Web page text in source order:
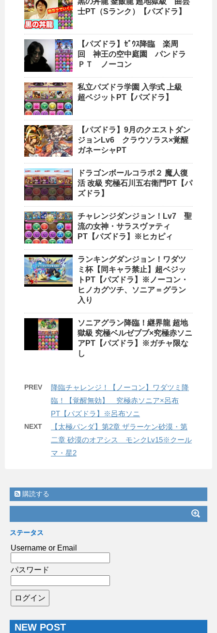
士PT（Sランク）【パズドラ】
【パズドラ】ｾﾞｳｽ降臨 楽周
回 神王の空中庭園 パンドラ
ＰＴ ノーコン
私立パズドラ学園 入学式 上級
超ベジットPT【パズドラ】
【パズドラ】9月のクエストダン
ジョンLv6 クラウソラス×覚醒
ガネーシャPT
ドラゴンボールコラボ２ 魔人復
活 改級 究極石川五右衛門PT【パ
ズドラ】
チャレンジダンジョン！Lv7 聖
流の女神・サラスヴァティ
PT【パズドラ】※ヒカピィ
ランキングダンジョン！ワダツ
ミ杯【同キャラ禁止】超ベジッ
トPT【パズドラ】※ノーコン・
ヒノカグツチ、ソニア＝グラン
入り
ソニアグラン降臨！継界龍 超地
獄級 究極ベルゼブブ×究極赤ソニ
アPT【パズドラ】※ガチャ限な
し
PREV
降臨チャレンジ！【ノーコン】ワダツミ降
臨！【覚醒無効】 究極赤ソニア×呂布
PT【パズドラ】※呂布ソニ
NEXT
【太極パンダ】第2章 ザラーケン砂漠・第
二章 砂漠のオアシス モンクLv15※クール
マ・星2
購読する
ステータス
Username or Email
パスワード
NEW POST